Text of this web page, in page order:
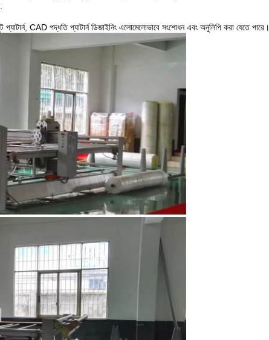
প্যাটার্ন, CAD পদ্ধতি প্যাটার্ন ডিজাইনিং এলোমেলোভাবে সংশোধন এবং অনুলিপি করা যেতে পারে।